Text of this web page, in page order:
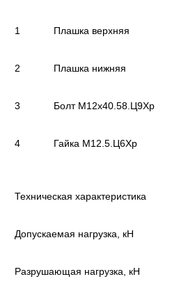
1 Плашка верхняя
2 Плашка нижняя
3 Болт М12х40.58.Ц9Хр
4 Гайка М12.5.Ц6Хр
Техническая характеристика
Допускаемая нагрузка, кН
Разрушающая нагрузка, кН